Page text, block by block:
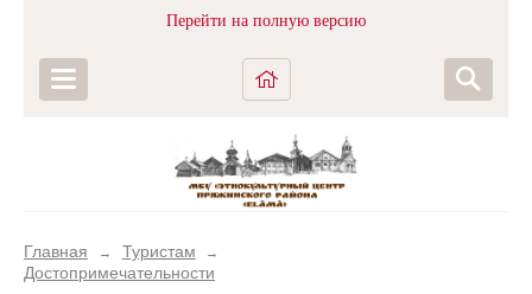
Перейти на полную версию
Главная → Туристам →
Достопримечательности